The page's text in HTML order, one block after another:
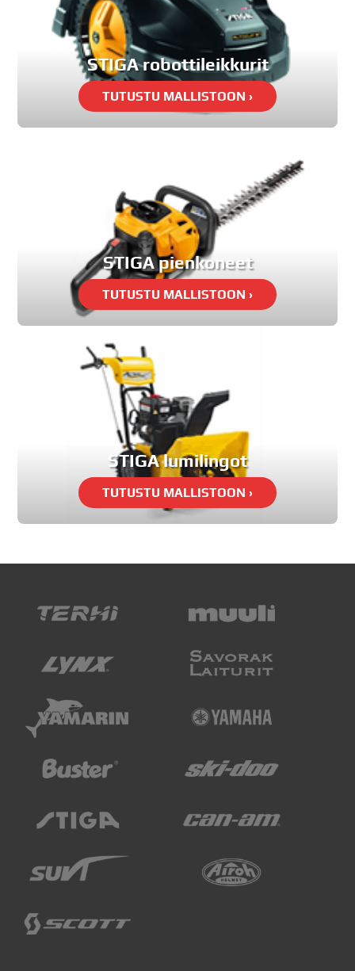
STIGA robottileikkurit
STIGA pienkoneet
STIGA lumilingot